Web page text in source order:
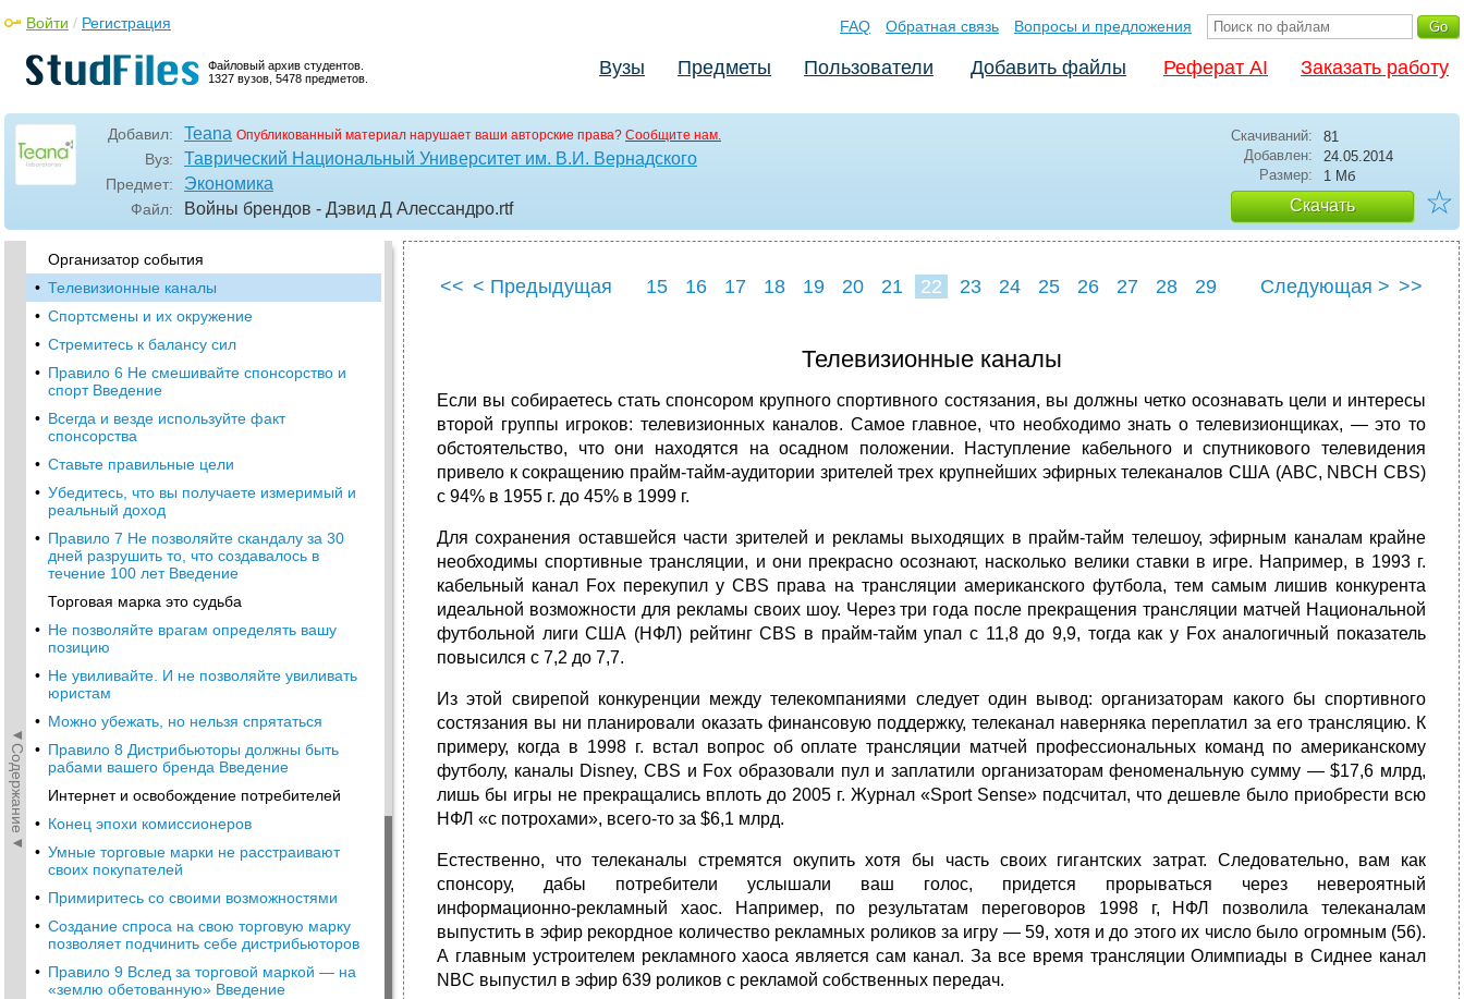
Файловый архив студентов.
1327 вузов, 5478 предметов.
Войти / Регистрация FAQ Обратная связь Вопросы и предложения
Вузы Предметы Пользователи Добавить файлы Реферат AI Заказать работу
Добавил: Teana Опубликованный материал нарушает ваши авторские права? Сообщите нам.
Вуз: Таврический Национальный Университет им. В.И. Вернадского
Предмет: Экономика
Файл: Войны брендов - Дэвид Д Алессандро.rtf
Скачиваний:
81
Добавлен:
24.05.2014
Размер:
1 Мб
Скачать ☆
◄Содержание◄
Не позволяйте посторонним править
рекламу
• Реклама должна запоминаться
• Не изменяйте наскучившую вам рекламу
Правило 5 Каждые 30 секунд на свет
рождается спонсор‑простофиля Введение
• Прежде всего, для спонсорства необходима
веская причина
• Другие игроки
Организатор события
• Телевизионные каналы
• Спортсмены и их окружение
• Стремитесь к балансу сил
• Правило 6 Не смешивайте спонсорство и
спорт Введение
• Всегда и везде используйте факт
спонсорства
• Ставьте правильные цели
• Убедитесь, что вы получаете измеримый и
реальный доход
• Правило 7 Не позволяйте скандалу за 30
дней разрушить то, что создавалось в
течение 100 лет Введение
Торговая марка это судьба
• Не позволяйте врагам определять вашу
позицию
• Не увиливайте. И не позволяйте увиливать
юристам
• Можно убежать, но нельзя спрятаться
• Правило 8 Дистрибьюторы должны быть
рабами вашего бренда Введение
Интернет и освобождение потребителей
• Конец эпохи комиссионеров
• Умные торговые марки не расстраивают
своих покупателей
• Примиритесь со своими возможностями
• Создание спроса на свою торговую марку
позволяет подчинить себе дистрибьюторов
• Правило 9 Вслед за торговой маркой — на
«землю обетованную» Введение
<< < Предыдущая 15 16 17 18 19 20 21 22 23 24 25 26 27 28
29
Следующая > >>
Телевизионные каналы
Если вы собираетесь стать спонсором крупного спортивного состязания, вы должны четко осознавать цели и интересы
второй группы игроков: телевизионных каналов. Самое главное, что необходимо знать о телевизионщиках, — это то
обстоятельство, что они находятся на осадном положении. Наступление кабельного и спутникового телевидения
привело к сокращению прайм‑тайм‑аудитории зрителей трех крупнейших эфирных телеканалов США (ABC, NBCH CBS)
с 94% в 1955 г. до 45% в 1999 г.
Для сохранения оставшейся части зрителей и рекламы выходящих в прайм‑тайм телешоу, эфирным каналам крайне
необходимы спортивные трансляции, и они прекрасно осознают, насколько велики ставки в игре. Например, в 1993 г.
кабельный канал Fox перекупил у CBS права на трансляции американского футбола, тем самым лишив конкурента
идеальной возможности для рекламы своих шоу. Через три года после прекращения трансляции матчей Национальной
футбольной лиги США (НФЛ) рейтинг CBS в прайм‑тайм упал с 11,8 до 9,9, тогда как у Fox аналогичный показатель
повысился с 7,2 до 7,7.
Из этой свирепой конкуренции между телекомпаниями следует один вывод: организаторам какого бы спортивного
состязания вы ни планировали оказать финансовую поддержку, телеканал наверняка переплатил за его трансляцию. К
примеру, когда в 1998 г. встал вопрос об оплате трансляции матчей профессиональных команд по американскому
футболу, каналы Disney, CBS и Fox образовали пул и заплатили организаторам феноменальную сумму — $17,6 млрд,
лишь бы игры не прекращались вплоть до 2005 г. Журнал «Sport Sense» подсчитал, что дешевле было приобрести всю
НФЛ «с потрохами», всего‑то за $6,1 млрд.
Естественно, что телеканалы стремятся окупить хотя бы часть своих гигантских затрат. Следовательно, вам как
спонсору, дабы потребители услышали ваш голос, придется прорываться через невероятный
информационно‑рекламный хаос. Например, по результатам переговоров 1998 г, НФЛ позволила телеканалам
выпустить в эфир рекордное количество рекламных роликов за игру — 59, хотя и до этого их число было огромным (56).
А главным устроителем рекламного хаоса является сам канал. За все время трансляции Олимпиады в Сиднее канал
NBC выпустил в эфир 639 роликов с рекламой собственных передач.